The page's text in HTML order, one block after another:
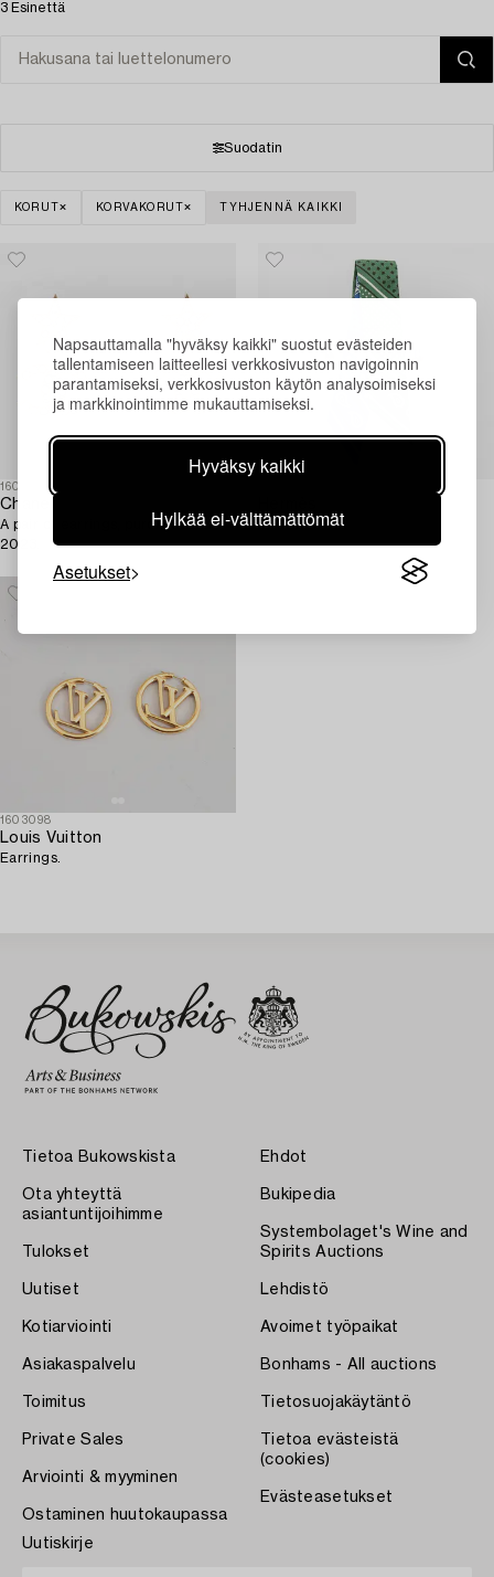
Napsauttamalla "hyväksy kaikki" suostut evästeiden
tallentamiseen laitteellesi verkkosivuston navigoinnin
parantamiseksi, verkkosivuston käytön analysoimiseksi
ja markkinointimme mukauttamiseksi.
Hyväksy kaikki
Hylkää ei-välttämättömät
Asetukset
3 Esinettä
Suodatin
KORUT KORVAKORUT TYHJENNÄ KAIKKI
1604988
Chanel
A pair of earrings, purchased in
2023.
.
1603098
Louis Vuitton
Earrings.
Tietoa Bukowskista
Ota yhteyttä
asiantuntijoihimme
Tulokset
Uutiset
Kotiarviointi
Asiakaspalvelu
Toimitus
Private Sales
Arviointi & myyminen
Ostaminen huutokaupassa
Ehdot
Bukipedia
Systembolaget's Wine and
Spirits Auctions
Lehdistö
Avoimet työpaikat
Bonhams - All auctions
Tietosuojakäytäntö
Tietoa evästeistä
(cookies)
Evästeasetukset
Uutiskirje